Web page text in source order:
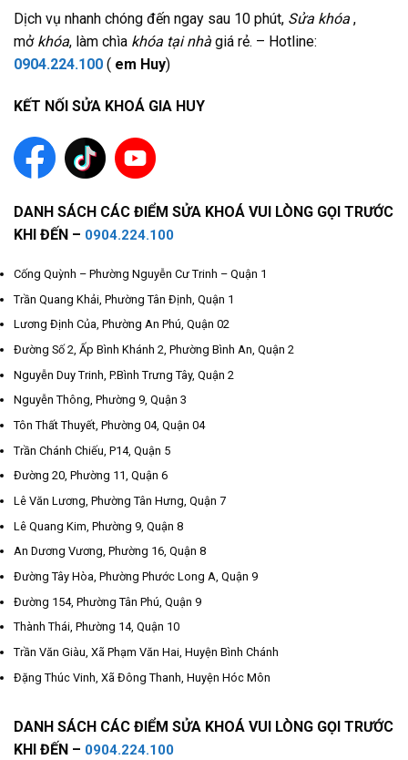
Dịch vụ nhanh chóng đến ngay sau 10 phút, Sửa khóa ,
mở khóa, làm chìa khóa tại nhà giá rẻ. – Hotline:
0904.224.100 ( em Huy)
KẾT NỐI SỬA KHOÁ GIA HUY
DANH SÁCH CÁC ĐIỂM SỬA KHOÁ VUI LÒNG GỌI TRƯỚC
KHI ĐẾN – 0904.224.100
Cống Quỳnh – Phường Nguyễn Cư Trinh – Quận 1
Trần Quang Khải, Phường Tân Định, Quận 1
Lương Định Của, Phường An Phú, Quận 02
Đường Số 2, Ấp Bình Khánh 2, Phường Bình An, Quận 2
Nguyễn Duy Trinh, P.Bình Trưng Tây, Quận 2
Nguyễn Thông, Phường 9, Quận 3
Tôn Thất Thuyết, Phường 04, Quận 04
Trần Chánh Chiếu, P14, Quận 5
Đường 20, Phường 11, Quận 6
Lê Văn Lương, Phường Tân Hưng, Quận 7
Lê Quang Kim, Phường 9, Quận 8
An Dương Vương, Phường 16, Quận 8
Đường Tây Hòa, Phường Phước Long A, Quận 9
Đường 154, Phường Tân Phú, Quận 9
Thành Thái, Phường 14, Quận 10
Trần Văn Giàu, Xã Phạm Văn Hai, Huyện Bình Chánh
Đặng Thúc Vinh, Xã Đông Thanh, Huyện Hóc Môn
DANH SÁCH CÁC ĐIỂM SỬA KHOÁ VUI LÒNG GỌI TRƯỚC
KHI ĐẾN – 0904.224.100